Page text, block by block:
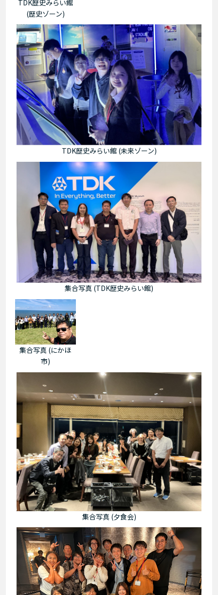
TDK歴史みらい館
(歴史ゾーン)
TDK歴史みらい館 (未来ゾーン)
集合写真 (TDK歴史みらい館)
集合写真 (にかほ
市)
集合写真 (夕食会)